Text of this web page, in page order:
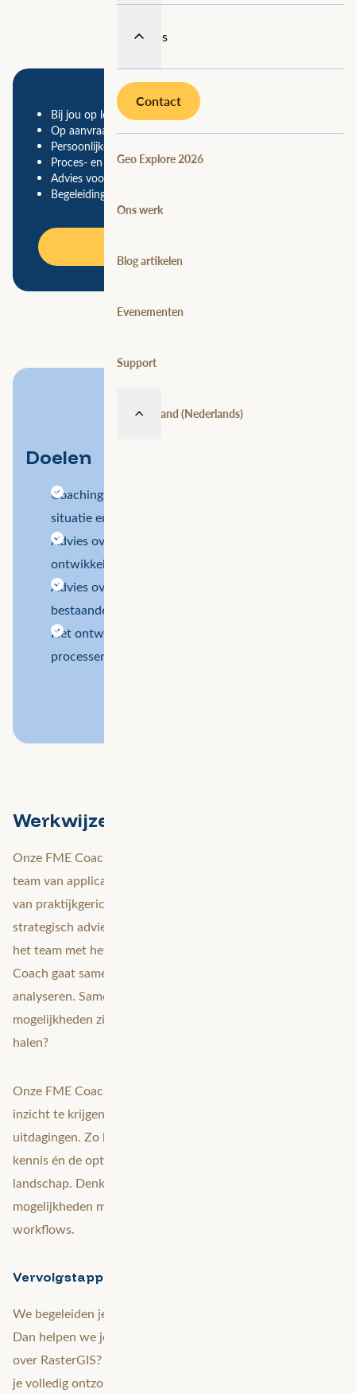
Over ons
Contact
Geo Explore 2026
Ons werk
Blog artikelen
Evenementen
Support
Nederland (Nederlands)
Bij jou op locatie
Op aanvraag
Persoonlijke begeleiding door onze expert
Proces- en situatieanalyse
Advies voor jouw specifieke vraagstuk
Begeleiding met de vervolgstappen
Doelen
Coaching op maat, afgestemd op jouw unieke
situatie en vraagstukken
Advies over het ontwerp en de verdere
ontwikkeling van het FME-landschap
Advies over het ontwerp en optimalisatie van je
bestaande ontwikkelomgeving
Het ontwerpen, stroomlijnen en beheren van je
processen
Werkwijze
Onze FME Coach gaat in een informele setting met het
team van applicatiebeheerders aan de slag. Aan de hand
van praktijkgerichte situaties biedt onze consultants
strategisch advies om de efficiëntie te verbeteren en helpt
het team met het zetten van verdere stappen. De FME
Coach gaat samen met het team zitten en het proces
analyseren. Samen analyseren we het proces: welke
mogelijkheden zijn er om meer uit jouw FME-omgeving te
halen?
Onze FME Coach is getraind om op een effectieve manier
inzicht te krijgen in bestaande dataprocessen en
uitdagingen. Zo bouwen we aan de verbreding van de
kennis én de optimalisatie van het aanwezige FME-
landschap. Denk bijvoorbeeld aan het ontwikkelen van
mogelijkheden met FME Flow voor het automatiseren van
workflows.
Vervolgstappen
We begeleiden je bij de vervolgstappen. Kun je zelf verder?
Dan helpen we je op weg. Wil je bijvoorbeeld meer weten
over RasterGIS? Overweeg dan een training bij ons. Of wil
je volledig ontzorgd worden? Dan gaan we graag in gesprek